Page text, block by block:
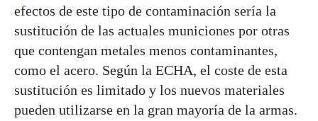
efectos de este tipo de contaminación sería la
sustitución de las actuales municiones por otras
que contengan metales menos contaminantes,
como el acero. Según la ECHA, el coste de esta
sustitución es limitado y los nuevos materiales
pueden utilizarse en la gran mayoría de la armas.